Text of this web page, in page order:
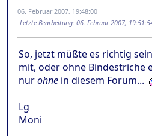
06. Februar 2007, 19:48:00
Letzte Bearbeitung: 06. Februar 2007,
So, jetzt müßte es richtig
mit, oder ohne Bindestriche
nurohne in diesem Forum...
Lg
Moni